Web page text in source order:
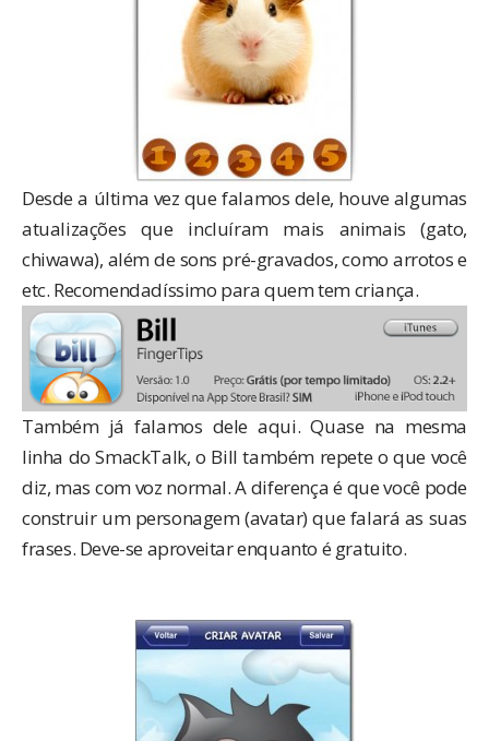
Desde a última vez quefalamos dele, houve algumas
atualizações que incluíram mais animais (gato,
chiwawa), além de sons pré-gravados, como arrotos e
etc. Recomendadíssimo para quem tem criança.
Também jáfalamos dele aqui. Quase na mesma
linha do SmackTalk, o Bill também repete o que você
diz, mas com voz normal. A diferença é que você pode
construir um personagem (avatar) que falará as suas
frases. Deve-se aproveitar enquanto é gratuito.